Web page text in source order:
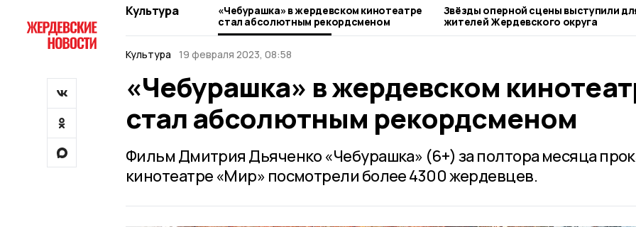
Культура
«Чебурашка» в жердевском кинотеатре
стал абсолютным рекордсменом
Звёзды оперной сцены выступили
жителей Жердевского округа
Культура
19 февраля 2023, 08:58
«Чебурашка» в жердевском
стал абсолютным рекордсменом
Фильм Дмитрия Дьяченко «Чебурашка» (6+) за полтора месяца
кинотеатре «Мир» посмотрели более 4300 жердевцев.